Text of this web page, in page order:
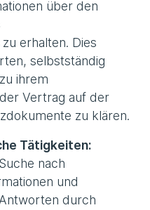
über den
erhalten. Dies
selbstständig
ihrem
Vertrag auf der
zu klären.
Tätigkeiten:
nach
und
durch